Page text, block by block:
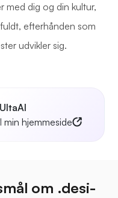
med dig og din kultur,
efterhånden som
udvikler sig.
hjemmeside
om .desi-